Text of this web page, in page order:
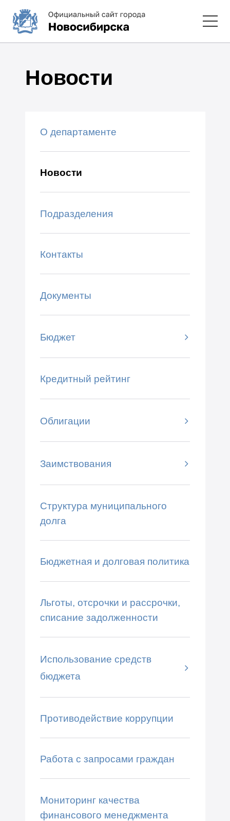
Новости
О департаменте
Новости
Подразделения
Контакты
Документы
Бюджет
Кредитный рейтинг
Облигации
Заимствования
Структура муниципального
долга
Бюджетная и долговая политика
Льготы, отсрочки и рассрочки,
списание задолженности
Использование средств
бюджета
Противодействие коррупции
Работа с запросами граждан
Мониторинг качества
финансового менеджмента